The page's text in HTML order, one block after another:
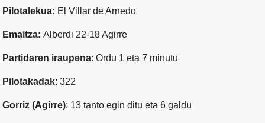
Pilotalekua: El Villar de Arnedo
Emaitza: Alberdi 22-18 Agirre
Partidaren iraupena: Ordu 1 eta 7 minutu
Pilotakadak: 322
Gorriz (Agirre): 13 tanto egin ditu eta 6 galdu